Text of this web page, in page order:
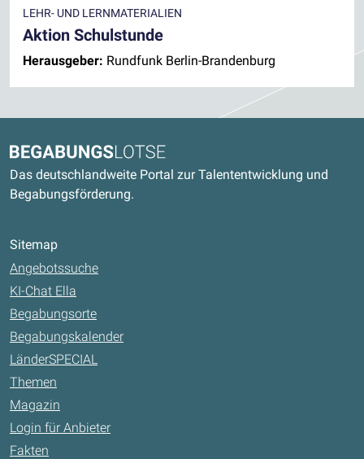
LEHR- UND LERNMATERIALIEN
Aktion Schulstunde
Herausgeber: Rundfunk Berlin-Brandenburg
Begabungslotse
Das deutschlandweite Portal zur Talententwicklung und
Begabungsförderung.
Sitemap
Angebotssuche
KI-Chat Ella
Begabungsorte
Begabungskalender
LänderSPECIAL
Themen
Magazin
Login für Anbieter
Fakten